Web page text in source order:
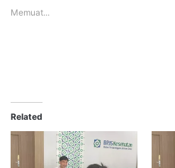
Memuat...
Related